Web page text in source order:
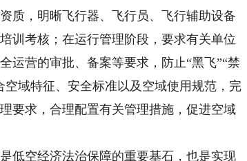
质，明晰飞行器、飞行员、飞行辅助设备
训考核；在运行管理阶段，要求有关单位
运营的审批、备案等要求，防止“黑飞”“禁
空域特征、安全标准以及空域使用规范，完
要求，合理配置有关管理措施，促进空域
空经济法治保障的重要基石，也是实现